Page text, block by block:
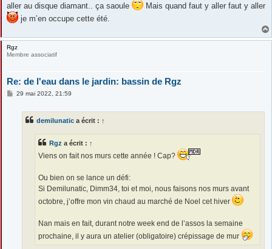
aller au disque diamant.. ça saoule
Mais quand faut y aller faut y aller
je m’en occupe cette été.
Rgz
Membre associatif
Re: de l'eau dans le jardin: bassin de Rgz
M29 mai 2022, 21:59
demilunatic a écrit : ↑
Rgz a écrit : ↑
Viens on fait nos murs cette année ! Cap?
Ou bien on se lance un défi:
Si Demilunatic, Dimm34, toi et moi, nous faisons nos murs avant
octobre, j’offre mon vin chaud au marché de Noel cet hiver
Nan mais en fait, durant notre week end de l’assos la semaine
prochaine, il y aura un atelier (obligatoire) crépissage de mur